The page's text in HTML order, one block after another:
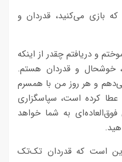
بازی می‌کنید، قدردان و
و دریافتم چقدر از اینکه
خوشحال و قدردان هستم.
می‌دهم و هر روز من با همسرم
عطا کرده است، سپاسگزاری
به شما خواهد
است که قدردان تک‌تک